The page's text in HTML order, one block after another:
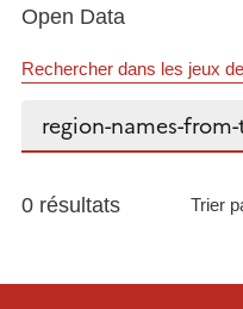
Open Data
Rechercher dans les jeux
Rechercher...
0 résultats Trier